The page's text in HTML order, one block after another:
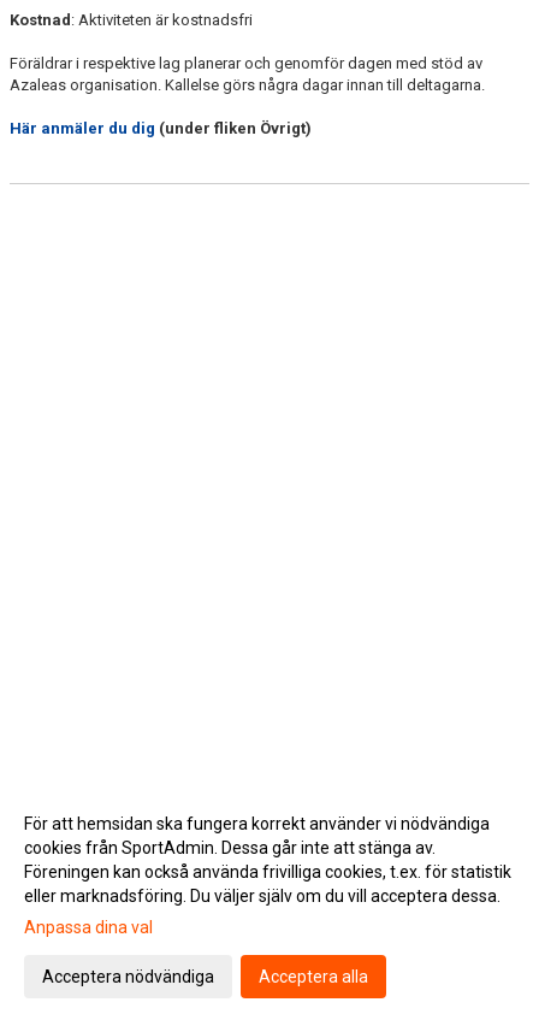
Kostnad : Aktiviteten är kostnadsfri
Föräldrar i respektive lag planerar och genomför dagen med stöd av
Azaleas organisation. Kallelse görs några dagar innan till deltagarna.
Här anmäler du dig (under fliken Övrigt)
Gå till Webbversion
För att hemsidan ska fungera korrekt använder vi nödvändiga
cookies från SportAdmin. Dessa går inte att stänga av.
Föreningen kan också använda frivilliga cookies, t.ex. för statistik
eller marknadsföring. Du väljer själv om du vill acceptera dessa.
Anpassa dina val
Acceptera nödvändiga Acceptera alla